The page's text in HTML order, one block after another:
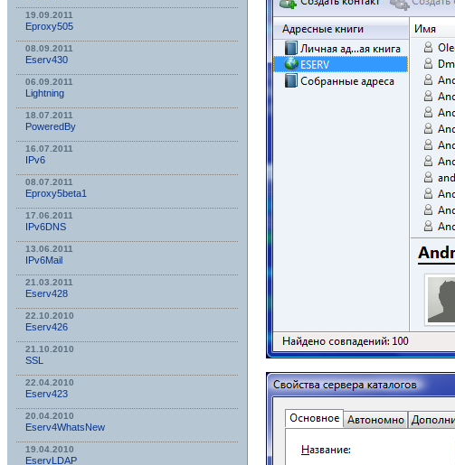
19.09.2011
Eproxy505
08.09.2011
Eserv430
06.09.2011
Lightning
18.07.2011
PoweredBy
16.07.2011
IPv6
08.07.2011
Eproxy5beta1
17.06.2011
IPv6DNS
13.06.2011
IPv6Mail
21.03.2011
Eserv428
22.10.2010
Eserv426
21.10.2010
SSL
22.04.2010
Eserv423
20.04.2010
Eserv4WhatsNew
19.04.2010
EservLDAP